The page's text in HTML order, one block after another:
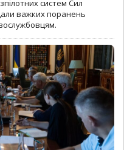
систем Сил
важких поранень